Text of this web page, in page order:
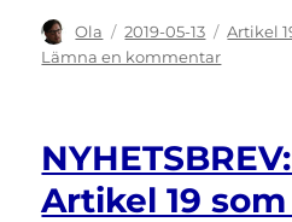
Författare
Ola
Publicerat
den
2019-05-13 Artikel
Lämna en kommentartill
start
Artikel 19